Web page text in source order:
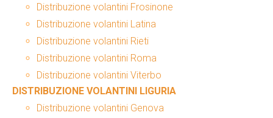
Distribuzione volantini Frosinone
Distribuzione volantini Latina
Distribuzione volantini Rieti
Distribuzione volantini Roma
Distribuzione volantini Viterbo
DISTRIBUZIONE VOLANTINI LIGURIA
Distribuzione volantini Genova